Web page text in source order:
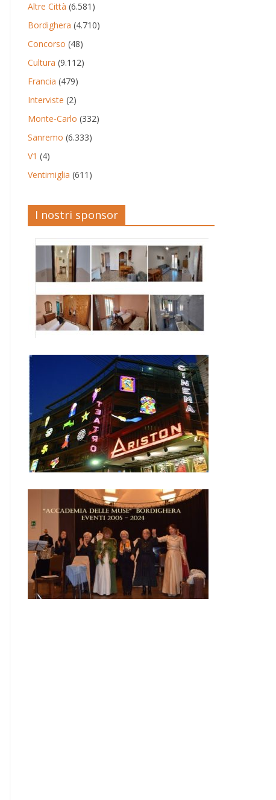
Altre Città (6.581)
Bordighera (4.710)
Concorso (48)
Cultura (9.112)
Francia (479)
Interviste (2)
Monte-Carlo (332)
Sanremo (6.333)
V1 (4)
Ventimiglia (611)
I nostri sponsor